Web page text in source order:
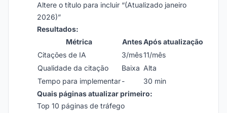
Altere o título para incluir “(Atualizado janeiro
2026)”
Resultados:
Métrica
AntesApós atualização
Citações de IA
3/mês11/mês
Qualidade da citação
Baixa Alta
Tempo para implementar-
30 min
Quais páginas atualizar primeiro:
Top 10 páginas de tráfego